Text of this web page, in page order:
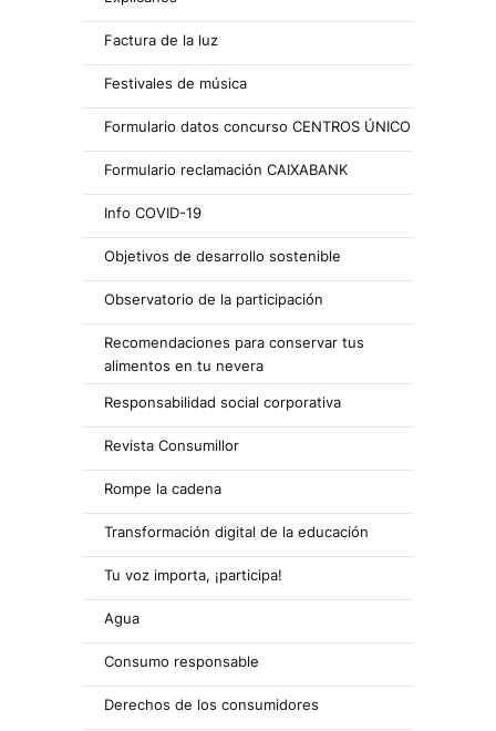
Factura de la luz
Festivales de música
Formulario datos concurso CENTROS ÚNICO
Formulario reclamación CAIXABANK
Info COVID-19
Objetivos de desarrollo sostenible
Observatorio de la participación
Recomendaciones para conservar tus
alimentos en tu nevera
Responsabilidad social corporativa
Revista Consumillor
Rompe la cadena
Transformación digital de la educación
Tu voz importa, ¡participa!
Agua
Consumo responsable
Derechos de los consumidores